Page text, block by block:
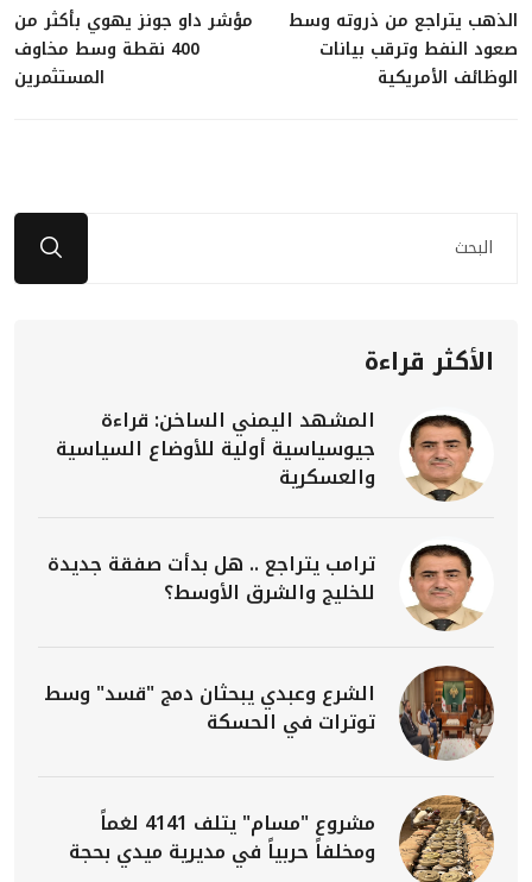
الذهب يتراجع من ذروته وسط
صعود النفط وترقب بيانات
الوظائف الأمريكية
مؤشر داو جونز يهوي بأكثر من
400 نقطة وسط مخاوف
المستثمرين
الأكثر قراءة
المشهد اليمني الساخن: قراءة
جيوسياسية أولية للأوضاع السياسية
والعسكرية
ترامب يتراجع .. هل بدأت صفقة جديدة
للخليج والشرق الأوسط؟
الشرع وعبدي يبحثان دمج "قسد" وسط
توترات في الحسكة
مشروع "مسام" يتلف 4141 لغماً
ومخلفاً حربياً في مديرية ميدي بحجة